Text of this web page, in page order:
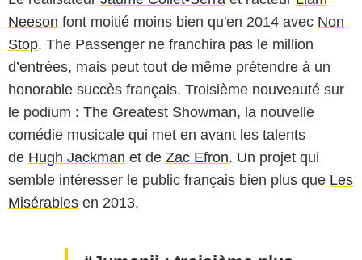
Neeson font moitié moins bien qu'en 2014 avec Non
Stop. The Passenger ne franchira pas le million
d’entrées, mais peut tout de même prétendre à un
honorable succès français. Troisième nouveauté sur
le podium : The Greatest Showman, la nouvelle
comédie musicale qui met en avant les talents
de Hugh Jackman et de Zac Efron. Un projet qui
semble intéresser le public français bien plus que Les
Misérables en 2013.